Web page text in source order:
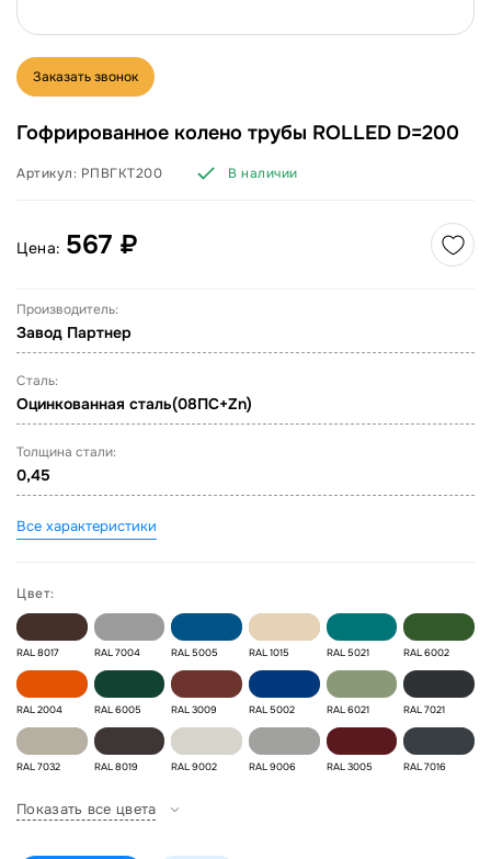
Заказать звонок
Гофрированное колено трубы ROLLED D=200
Артикул: РПВГКТ200 В наличии
Цена: 567 ₽
Производитель:
Завод Партнер
Сталь:
Оцинкованная сталь(08ПС+Zn)
Толщина стали:
0,45
Все характеристики
Цвет:
RAL 8017 RAL 7004 RAL 5005 RAL 1015 RAL 5021 RAL 6002
RAL 2004 RAL 6005 RAL 3009 RAL 5002 RAL 6021 RAL 7021
RAL 7032 RAL 8019 RAL 9002 RAL 9006 RAL 3005 RAL 7016
Показать все цвета